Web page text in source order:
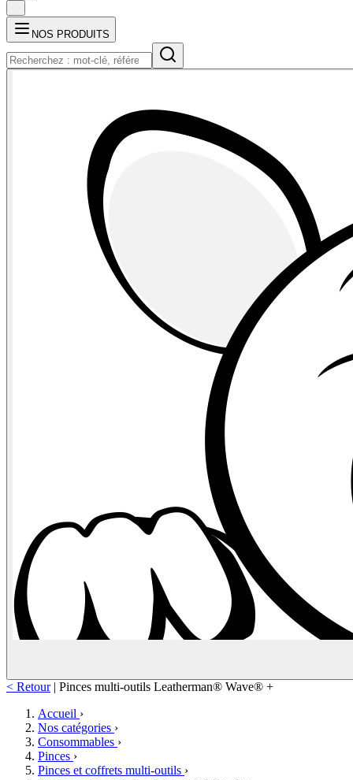
NOS PRODUITS
< Retour | Pinces multi-outils Leatherman® Wave® +
Accueil ›
Nos catégories ›
Consommables ›
Pinces ›
Pinces et coffrets multi-outils ›